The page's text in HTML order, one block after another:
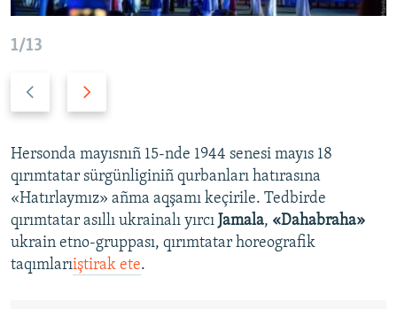
1/13
v
i
o
u
s
s
t
s
l
i
d
e
Hersonda mayısnıñ 15-nde 1944 senesi mayıs 18
qırımtatar sürgünliginiñ qurbanları hatırasına
«Hatırlaymız» añma aqşamı keçirile. Tedbirde
qırımtatar asıllı ukrainalı yırcı Jamala, «Dahabraha»
ukrain etno-gruppası, qırımtatar horeografik
taqımlarıiştirak ete.